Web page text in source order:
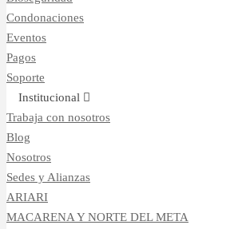
Condonaciones
Eventos
Pagos
Soporte
Institucional
Trabaja con nosotros
Blog
Nosotros
Sedes y Alianzas
ARIARI
MACARENA Y NORTE DEL META